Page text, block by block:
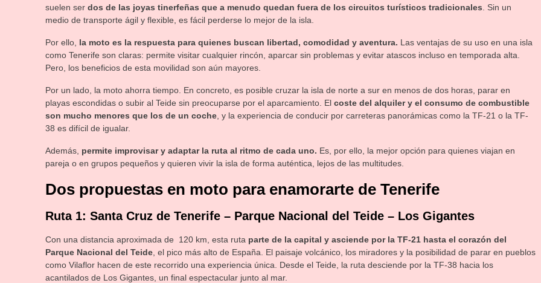
suelen ser dos de las joyas tinerfeñas que a menudo quedan fuera de los circuitos turísticos tradicionales . Sin un
medio de transporte ágil y flexible, es fácil perderse lo mejor de la isla.
Por ello, la moto es la respuesta para quienes buscan libertad, comodidad y aventura. Las ventajas de su uso en una isla
como Tenerife son claras: permite visitar cualquier rincón, aparcar sin problemas y evitar atascos incluso en temporada alta.
Pero, los beneficios de esta movilidad son aún mayores.
Por un lado, la moto ahorra tiempo. En concreto, es posible cruzar la isla de norte a sur en menos de dos horas, parar en
playas escondidas o subir al Teide sin preocuparse por el aparcamiento. El coste del alquiler y el consumo de combustible
son mucho menores que los de un coche , y la experiencia de conducir por carreteras panorámicas como la TF-21 o la TF-
38 es difícil de igualar.
Además, permite improvisar y adaptar la ruta al ritmo de cada uno. Es, por ello, la mejor opción para quienes viajan en
pareja o en grupos pequeños y quieren vivir la isla de forma auténtica, lejos de las multitudes.
Dos propuestas en moto para enamorarte de Tenerife
Ruta 1: Santa Cruz de Tenerife – Parque Nacional del Teide – Los Gigantes
Con una distancia aproximada de 120 km, esta ruta parte de la capital y asciende por la TF-21 hasta el corazón del
Parque Nacional del Teide , el pico más alto de España. El paisaje volcánico, los miradores y la posibilidad de parar en pueblos
como Vilaflor hacen de este recorrido una experiencia única. Desde el Teide, la ruta desciende por la TF-38 hacia los
acantilados de Los Gigantes, un final espectacular junto al mar.